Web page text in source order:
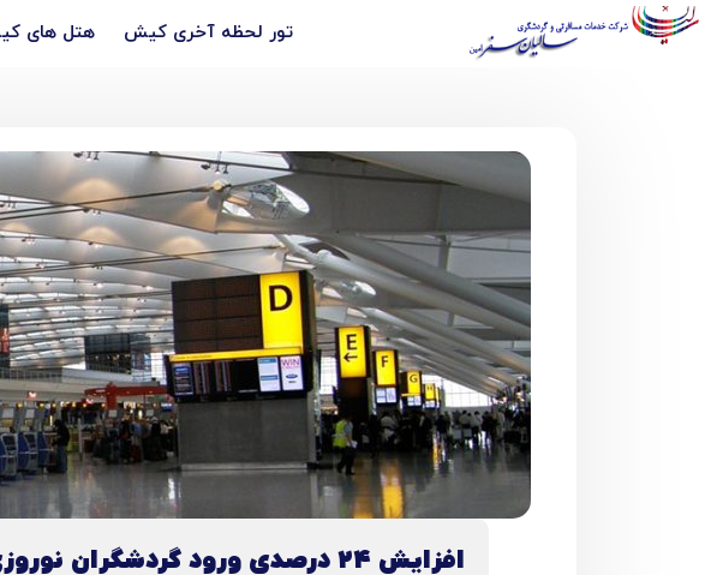
تور لحظه آخری کیش هتل های
افزایش ۲۴ درصدی ورود گردشگران نوروزی به جزیره کیش